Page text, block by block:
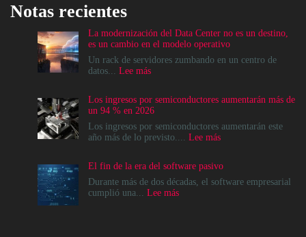
Notas recientes
La modernización del Data Center no es un destino,
es un cambio en el modelo operativo
Un rack de servidores zumbando en un centro de
datos... Lee más:
del
Data
Center
no
destino,
es
un
Los ingresos por semiconductores aumentarán más de
un 94 % en 2026
Los ingresos por semiconductores aumentarán este
año más de lo previsto.... Lee más:
por
semiconductores
El fin de la era del software pasivo
Durante más de dos décadas, el software empresarial
cumplió una... Lee más: